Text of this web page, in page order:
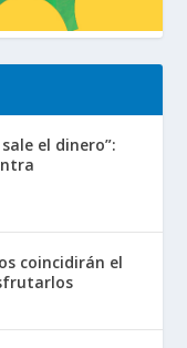
el dinero”:
coincidirán el